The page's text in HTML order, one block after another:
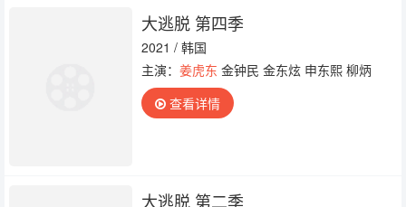
大逃脱 第四季
2021 / 韩国
主演： 姜虎东 金钟民 金东炫 申东熙 柳炳
查看详情
大逃脱 第二季